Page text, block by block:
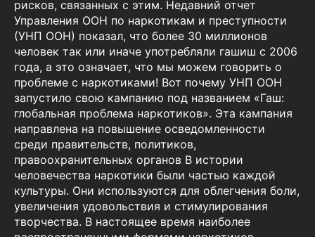
рисков, связанных с этим. Недавний отчет
Управления ООН по наркотикам и преступности
(УНП ООН) показал, что более 30 миллионов
человек так или иначе употребляли гашиш с 2006
года, а это означает, что мы можем говорить о
проблеме с наркотиками! Вот почему УНП ООН
запустило свою кампанию под названием «Гаш:
глобальная проблема наркотиков». Эта кампания
направлена на повышение осведомленности
среди правительств, политиков,
правоохранительных органов В истории
человечества наркотики были частью каждой
культуры. Они используются для облегчения боли,
увеличения удовольствия и стимулирования
творчества. В настоящее время наиболее